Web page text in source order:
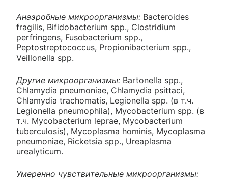
Анаэробные микроорганизмы: Bacteroides
fragilis, Bifidobacterium spp., Clostridium
perfringens, Fusobacterium spp.,
Peptostreptococcus, Propionibacterium spp.,
Veillonella spp.
Другие микроорганизмы: Bartonella spp.,
Chlamydia pneumoniae, Chlamydia psittaci,
Chlamydia trachomatis, Legionella spp. (в т.ч.
Legionella pneumophila), Mycobacterium spp. (в
т.ч. Mycobacterium leprae, Mycobacterium
tuberculosis), Mycoplasma hominis, Mycoplasma
pneumoniae, Ricketsia spp., Ureaplasma
urealyticum.
Умеренно чувствительные микроорганизмы: